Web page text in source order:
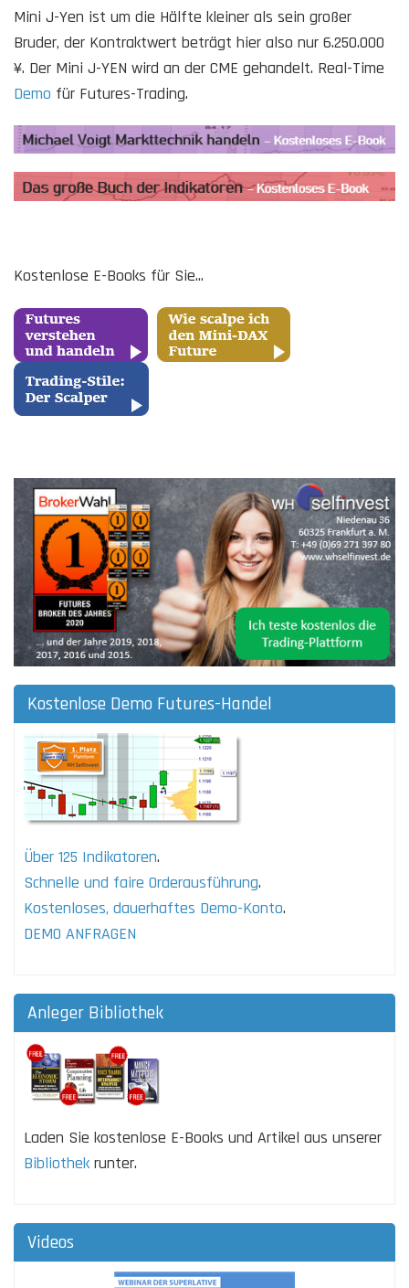
Mini J-Yen ist um die Hälfte kleiner als sein großer
Bruder, der Kontraktwert beträgt hier also nur 6.250.000
¥. Der Mini J-YEN wird an der CME gehandelt. Real-Time
Demo für Futures-Trading.
Kostenlose E-Books für Sie...
Kostenlose Demo Futures-Handel
Über 125 Indikatoren.
Schnelle und faire Orderausführung.
Kostenloses, dauerhaftes Demo-Konto.
DEMO ANFRAGEN
Anleger Bibliothek
Laden Sie kostenlose E-Books und Artikel aus unserer
Bibliothekrunter.
Videos